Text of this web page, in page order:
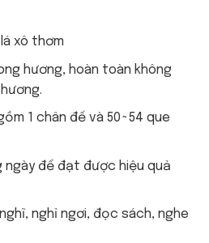
xô thơm
hương, hoàn toàn không
1 chân đế và 50~54 que
ngày để đạt được hiệu quả
nghỉ ngơi, đọc sách, nghe